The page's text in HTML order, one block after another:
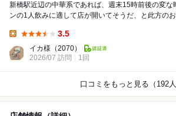
新橋駅近辺の中華系であれば、週末15時前後の変な
ンの1人飲みに適して店が開いてそうだ、と此方のお店
3.5
イカ様 （2070）
2026/07 訪問
1回
口コミをもっと見る（192人